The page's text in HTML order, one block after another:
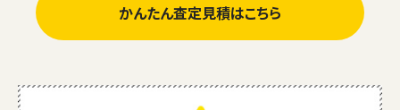
かんたん査定見積はこちら